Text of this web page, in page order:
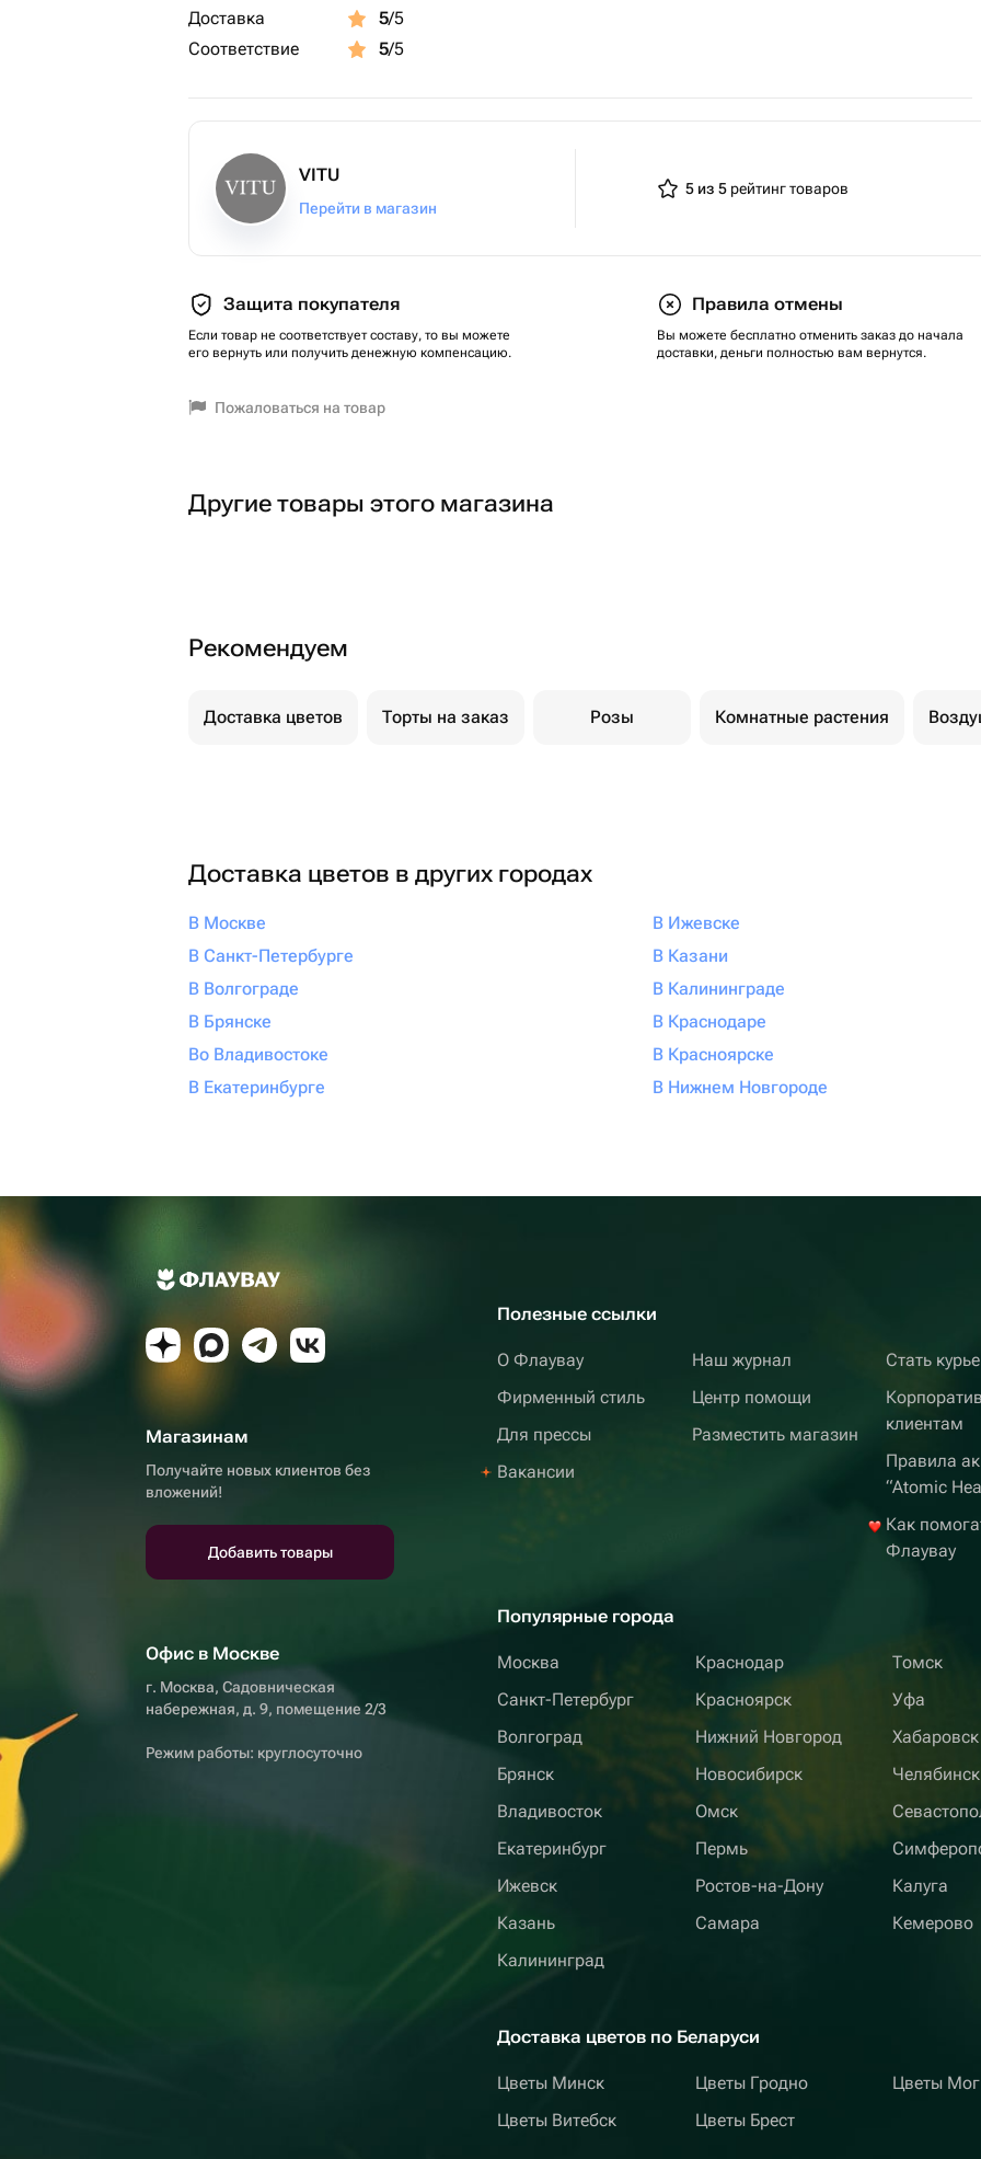
Доставка
5/5
Соответствие
5/5
VITU
Перейти в магазин
5 из 5 рейтинг товаров
Защита покупателя
Если товар не соответствует составу, то вы можете
его вернуть или получить денежную компенсацию.
Правила отмены
Вы можете бесплатно отменить заказ до начала
доставки, деньги полностью вам вернутся.
Пожаловаться на товар
Другие товары этого магазина
Рекомендуем
Доставка цветов Торты на заказ Розы Комнатные растения
Доставка цветов в других городах
В Москве
В Санкт-Петербурге
В Волгограде
В Брянске
Во Владивостоке
В Екатеринбурге
В Ижевске
В Казани
В Калининграде
В Краснодаре
В Красноярске
В Нижнем Новгороде
Магазинам
Получайте новых клиентов без
вложений!
Добавить товары
Офис в Москве
г. Москва, Садовническая
набережная, д. 9, помещение 2/3
Режим работы: круглосуточно
Полезные ссылки
О Флаувау
Фирменный стиль
Для прессы
Вакансии
Наш журнал
Центр помощи
Разместить магазин
Стать
клиентам
Правила
“Atomic
Как
Флаувау
Популярные города
Москва
Санкт-Петербург
Волгоград
Брянск
Владивосток
Екатеринбург
Ижевск
Казань
Калининград
Краснодар
Красноярск
Нижний Новгород
Новосибирск
Омск
Пермь
Ростов-на-Дону
Самара
Томск
Уфа
Хабаровск
Челябинск
Калуга
Кемерово
Доставка цветов по Беларуси
Цветы Минск
Цветы Витебск
Цветы Гродно
Цветы Брест
Цветы